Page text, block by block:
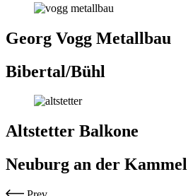
Georg Vogg Metallbau
Bibertal/Bühl
Altstetter Balkone
Neuburg an der Kammel